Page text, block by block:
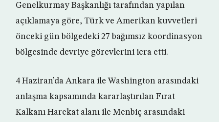
Genelkurmay Başkanlığı tarafından yapılan
açıklamaya göre, Türk ve Amerikan kuvvetleri
önceki gün bölgedeki 27 bağımsız koordinasyon
bölgesinde devriye görevlerini icra etti.
4 Haziran’da Ankara ile Washington arasındaki
anlaşma kapsamında kararlaştırılan Fırat
Kalkanı Harekat alanı ile Menbiç arasındaki